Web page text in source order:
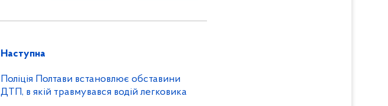
Наступна
Поліція Полтави встановлює обставини
ДТП, в якій травмувався водій легковика